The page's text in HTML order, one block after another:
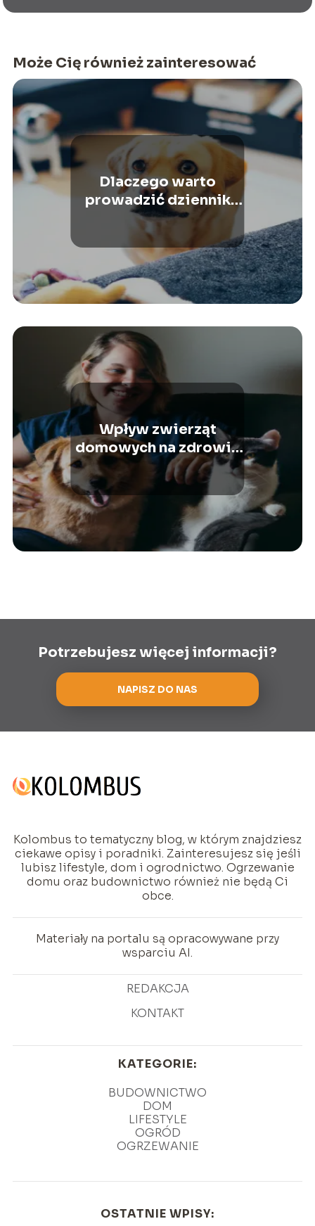
Może Cię również zainteresować
Dlaczego warto
prowadzić dziennik
zdrowia swojego
pupila
Wpływ zwierząt
domowych na zdrowie
psychiczne człowieka
Potrzebujesz więcej informacji?
NAPISZ DO NAS
Kolombus to tematyczny blog, w którym znajdziesz
ciekawe opisy i poradniki. Zainteresujesz się jeśli
lubisz lifestyle, dom i ogrodnictwo. Ogrzewanie
domu oraz budownictwo również nie będą Ci
obce.
Materiały na portalu są opracowywane przy
wsparciu AI.
REDAKCJA
KONTAKT
KATEGORIE:
BUDOWNICTWO
DOM
LIFESTYLE
OGRÓD
OGRZEWANIE
OSTATNIE WPISY: